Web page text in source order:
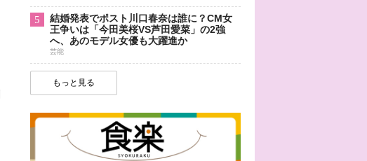
5
結婚発表でポスト川口春奈は誰に？CM女
王争いは「今田美桜VS芦田愛菜」の2強
へ、あのモデル女優も大躍進か
芸能
もっと見る